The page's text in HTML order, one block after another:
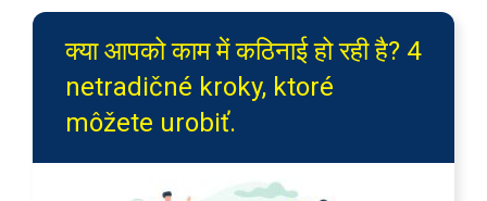
क्या आपको काम में कठिनाई हो रही है? 4
netradičné kroky, ktoré
môžete urobiť.